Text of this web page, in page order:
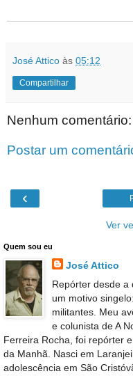
José Attico às 05:12
Compartilhar
Nenhum comentário:
Postar um
‹
Ver
Quem sou eu
José Attico
Repórter desde a
um motivo
militantes. Meu
e colunista de A
Ferreira Rocha, foi repórter
da Manhã. Nasci em
adolescência em São